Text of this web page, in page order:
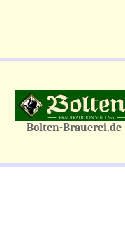
Bolten-Brauerei.de